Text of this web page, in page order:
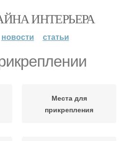
ИНТЕРЬЕРА
новости статьи
Места для
прикрепления